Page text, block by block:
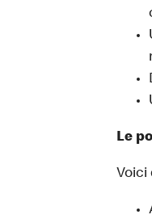
Le
Voici